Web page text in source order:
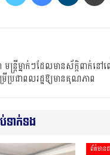
ន្ត្រីម្នាក់ៗដែលមានស័ក្ដិពាក់នៅ
ើប្រជាពលរដ្ឋឱ្យមានគុណភាព
ទាក់ទង
ព័ត៌មាន